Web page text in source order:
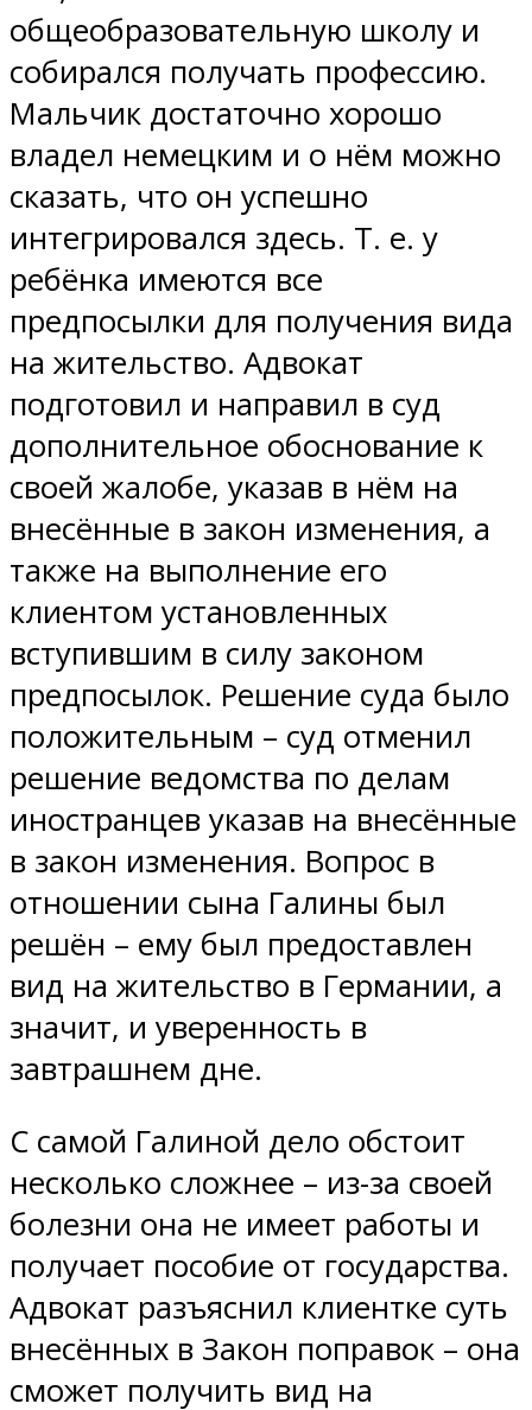
общеобразовательную школу и
собирался получать профессию.
Мальчик достаточно хорошо
владел немецким и о нём можно
сказать, что он успешно
интегрировался здесь. Т. е. у
ребёнка имеются все
предпосылки для получения вида
на жительство. Адвокат
подготовил и направил в суд
дополнительное обоснование к
своей жалобе, указав в нём на
внесённые в закон изменения, а
также на выполнение его
клиентом установленных
вступившим в силу законом
предпосылок. Решение суда было
положительным – суд отменил
решение ведомства по делам
иностранцев указав на внесённые
в закон изменения. Вопрос в
отношении сына Галины был
решён – ему был предоставлен
вид на жительство в Германии, а
значит, и уверенность в
завтрашнем дне.
С самой Галиной дело обстоит
несколько сложнее – из-за своей
болезни она не имеет работы и
получает пособие от государства.
Адвокат разъяснил клиентке суть
внесённых в Закон поправок – она
сможет получить вид на